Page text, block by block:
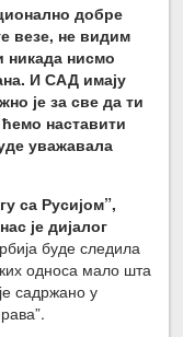
добре
везе, не видим
никада нисмо
И САД имају
је за све да ти
наставити
уважавала
са Русијом”,
је дијалог
буде следила
односа мало шта
садржано у